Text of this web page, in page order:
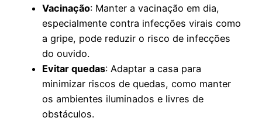
Vacinação: Manter a vacinação em dia,
especialmente contra infecções virais como
a gripe, pode reduzir o risco de infecções
do ouvido.
Evitar quedas: Adaptar a casa para
minimizar riscos de quedas, como manter
os ambientes iluminados e livres de
obstáculos.